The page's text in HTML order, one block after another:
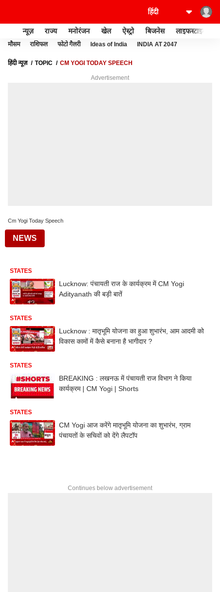
न्यूज़ राज्य मनोरंजन खेल ऐस्ट्रो बिजनेस लाइफस्टाइल
मौसम राशिफल फोटो गैलरी Ideas of India INDIA AT 2047
हिंदी न्यूज़ TOPIC CM YOGI TODAY SPEECH
Advertisement
Cm Yogi Today Speech
NEWS
STATES
Lucknow: पंचायती राज के कार्यक्रम में CM Yogi
Adityanath की बड़ी बातें
STATES
Lucknow : मातृभूमि योजना का हुआ शुभारंभ, आम आदमी को
विकास कामों में कैसे बनाना है भागीदार ?
STATES
BREAKING : लखनऊ में पंचायती राज विभाग ने किया
कार्यक्रम | CM Yogi | Shorts
STATES
CM Yogi आज करेंगे मातृभूमि योजना का शुभारंभ, ग्राम
पंचायतों के सचिवों को देंगे लैपटॉप
Continues below advertisement